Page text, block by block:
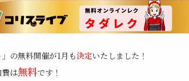
の無料開催が1月も決定いたしました！
は無料です！